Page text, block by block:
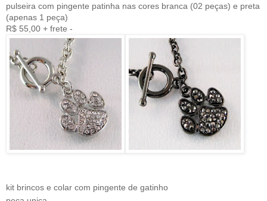
pulseira com pingente patinha nas cores branca (02 peças) e preta
(apenas 1 peça)
R$ 55,00 + frete -
kit brincos e colar com pingente de gatinho